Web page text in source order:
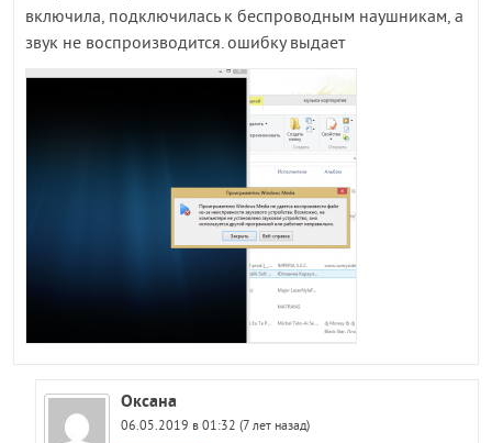
включила, подключилась к беспроводным наушникам, а
звук не воспроизводится. ошибку выдает
Оксана
06.05.2019 в 01:32 (7 лет назад)